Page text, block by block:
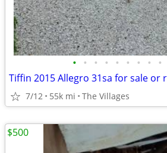
• • • • • • • • •
Tiffin 2015 Allegro 31sa for sale or
7/12 55k mi The Villages
$500